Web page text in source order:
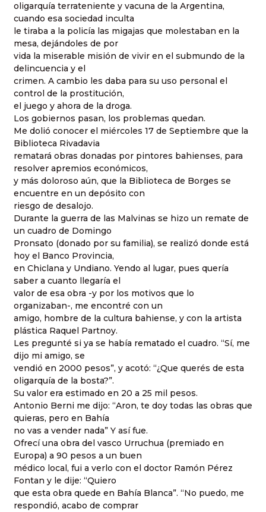
oligarquía terrateniente y vacuna de la Argentina,
cuando esa sociedad inculta
le tiraba a la policía las migajas que molestaban en la
mesa, dejándoles de por
vida la miserable misión de vivir en el submundo de la
delincuencia y el
crimen. A cambio les daba para su uso personal el
control de la prostitución,
el juego y ahora de la droga.
Los gobiernos pasan, los problemas quedan.
Me dolió conocer el miércoles 17 de Septiembre que la
Biblioteca Rivadavia
rematará obras donadas por pintores bahienses, para
resolver apremios económicos,
y más doloroso aún, que la Biblioteca de Borges se
encuentre en un depósito con
riesgo de desalojo.
Durante la guerra de las Malvinas se hizo un remate de
un cuadro de Domingo
Pronsato (donado por su familia), se realizó donde está
hoy el Banco Provincia,
en Chiclana y Undiano. Yendo al lugar, pues quería
saber a cuanto llegaría el
valor de esa obra -y por los motivos que lo
organizaban-, me encontré con un
amigo, hombre de la cultura bahiense, y con la artista
plástica Raquel Partnoy.
Les pregunté si ya se había rematado el cuadro. “Sí, me
dijo mi amigo, se
vendió en 2000 pesos”, y acotó: “¿Que querés de esta
oligarquía de la bosta?”.
Su valor era estimado en 20 a 25 mil pesos.
Antonio Berni me dijo: “Aron, te doy todas las obras que
quieras, pero en Bahía
no vas a vender nada” Y así fue.
Ofrecí una obra del vasco Urruchua (premiado en
Europa) a 90 pesos a un buen
médico local, fui a verlo con el doctor Ramón Pérez
Fontan y le dije: “Quiero
que esta obra quede en Bahía Blanca”. “No puedo, me
respondió, acabo de comprar